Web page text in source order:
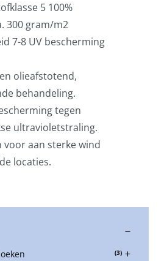
5 100%
300 gram/m2
7-8 UV bescherming
olieafstotend,
behandeling.
tegen
ultravioletstraling.
voor aan sterke wind
locaties.
(3)